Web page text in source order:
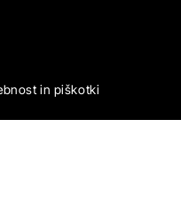
in piškotki